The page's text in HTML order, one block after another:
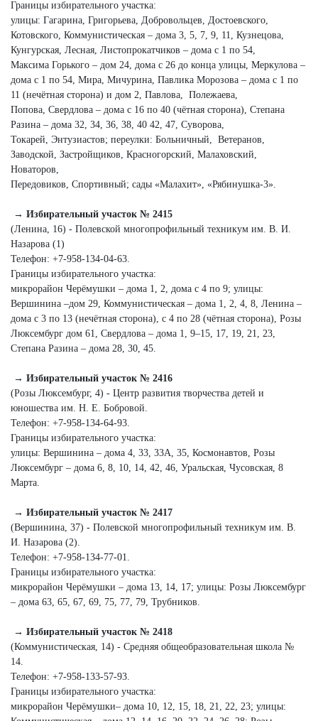
Границы избирательного участка:
улицы: Гагарина, Григорьева, Добровольцев, Достоевского,
Котовского, Коммунистическая – дома 3, 5, 7, 9, 11, Кузнецова,
Кунгурская, Лесная, Листопрокатчиков – дома с 1 по 54,
Максима Горького – дом 24, дома с 26 до конца улицы, Меркулова –
дома с 1 по 54, Мира, Мичурина, Павлика Морозова – дома с 1 по
11 (нечётная сторона) и дом 2, Павлова, Полежаева,
Попова, Свердлова – дома с 16 по 40 (чётная сторона), Степана
Разина – дома 32, 34, 36, 38, 40 42, 47, Суворова,
Токарей, Энтузиастов; переулки: Больничный, Ветеранов,
Заводской, Застройщиков, Красногорский, Малаховский,
Новаторов,
Передовиков, Спортивный; сады «Малахит», «Рябинушка‑3».
→ Избирательный участок № 2415
(Ленина, 16) - Полевской многопрофильный техникум им. В. И.
Назарова (1)
Телефон: +7‑958‑134‑04‑63.
Границы избирательного участка:
микрорайон Черёмушки – дома 1, 2, дома с 4 по 9; улицы:
Вершинина –дом 29, Коммунистическая – дома 1, 2, 4, 8, Ленина –
дома с 3 по 13 (нечётная сторона), с 4 по 28 (чётная сторона), Розы
Люксембург дом 61, Свердлова – дома 1, 9–15, 17, 19, 21, 23,
Степана Разина – дома 28, 30, 45.
→ Избирательный участок № 2416
(Розы Люксембург, 4) - Центр развития творчества детей и
юношества им. Н. Е. Бобровой.
Телефон: +7‑958‑134‑64‑93.
Границы избирательного участка:
улицы: Вершинина – дома 4, 33, 33А, 35, Космонавтов, Розы
Люксембург – дома 6, 8, 10, 14, 42, 46, Уральская, Чусовская, 8
Марта.
→ Избирательный участок № 2417
(Вершинина, 37) - Полевской многопрофильный техникум им. В.
И. Назарова (2).
Телефон: +7‑958‑134‑77‑01.
Границы избирательного участка:
микрорайон Черёмушки – дома 13, 14, 17; улицы: Розы Люксембург
– дома 63, 65, 67, 69, 75, 77, 79, Трубников.
→ Избирательный участок № 2418
(Коммунистическая, 14) - Средняя общеобразовательная школа №
14.
Телефон: +7-958-133-57-93.
Границы избирательного участка:
микрорайон Черёмушки– дома 10, 12, 15, 18, 21, 22, 23; улицы: